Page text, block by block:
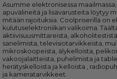
Asumme elektronisessa
apuvälineitä ja lisävarusteita löytyy
mitään rajoituksia. Coolpriserillä on
kulutuselektroniikan valikoima.
aktiivisuusmittareista,
sanelimista, televisiotarvikkeista,
mikroskoopeista, älykelloista,
vakoojalaitteista, puhelimista ja
herätyskelloista ja kelloista ,
ja kameratarvikkeet.